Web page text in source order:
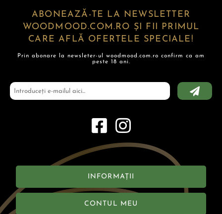
ABONEAZĂ-TE LA NEWSLETTER
WOODMOOD.COM.RO ȘI FII PRIMUL
CARE AFLĂ OFERTELE SPECIALE!
Prin abonare la newsleter-ul woodmood.com.ro confirm ca am
peste 18 ani.
INFORMAȚII
CONTUL MEU